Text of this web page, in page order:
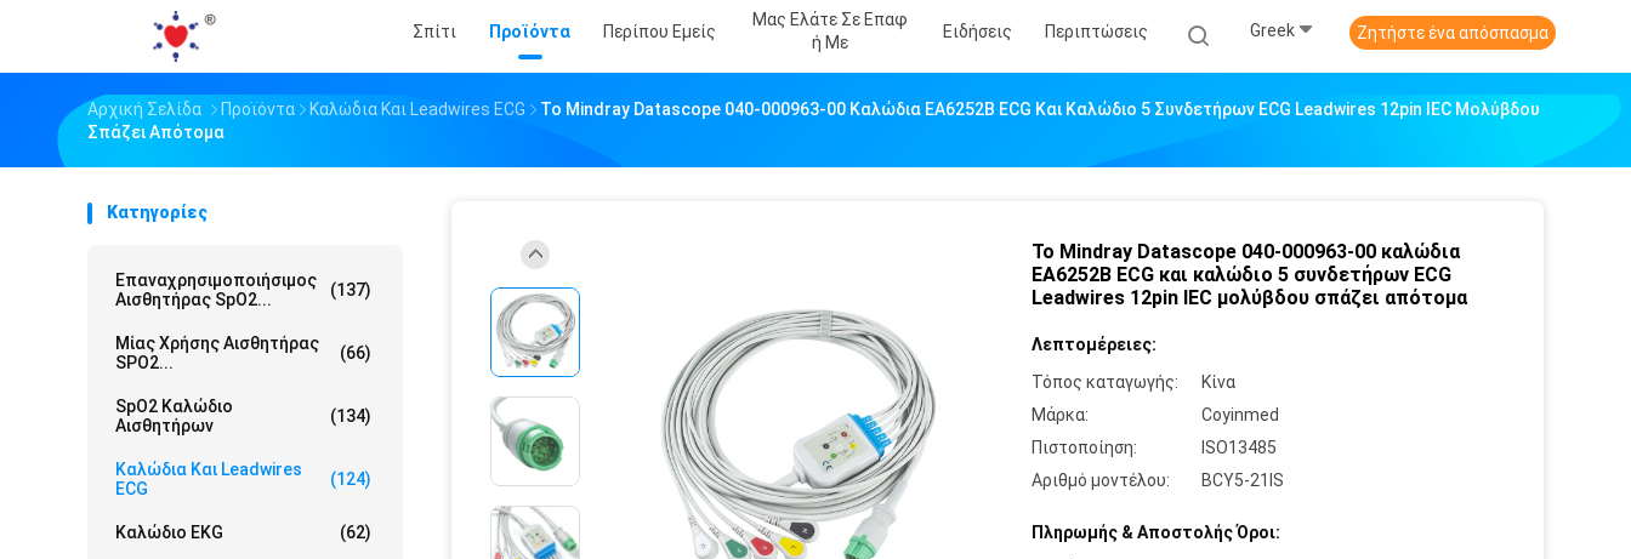
Σπίτι Προϊόντα Περίπου Εμείς
Μας Ελάτε Σε Επαφ
Ή Με
Ειδήσεις Περιπτώσεις Greek Ζητήστε ένα απόσπασμα
Αρχική Σελίδα Προϊόντα Καλώδια Και Leadwires ECG
Το Mindray Datascope 040-000963-00 Καλώδια EA6252B ECG Και Καλώδιο 5 Συνδετήρων ECG Leadwires 12pin IEC Μολύβδου
Σπάζει Απότομα
Κατηγορίες
Επαναχρησιμοποιήσιμος
Αισθητήρας SpO2...
(137)
Μίας Χρήσης Αισθητήρας
SPO2...
(66)
SpO2 Καλώδιο
Αισθητήρων
(134)
Καλώδια Και Leadwires
ECG
(124)
Καλώδιο EKG (62)
Το Mindray Datascope 040-000963-00 καλώδια
EA6252B ECG και καλώδιο 5 συνδετήρων ECG
Leadwires 12pin IEC μολύβδου σπάζει απότομα
Λεπτομέρειες:
Τόπος καταγωγής:
Κίνα
Μάρκα:
Coyinmed
Πιστοποίηση:
ISO13485
Αριθμό μοντέλου:
BCY5-21IS
Πληρωμής & Αποστολής Όροι: